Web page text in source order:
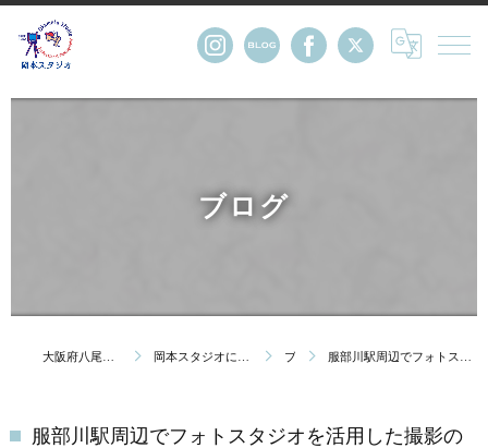
ブログ
岡本スタジオについて｜創業123年 大阪府八尾市の写真館 ブログ 服部川駅周辺でフォトスタジオを活用した撮影の基礎知識と八尾周辺おすすめ活用ガイド
服部川駅周辺でフォトスタジオを活用した撮影の